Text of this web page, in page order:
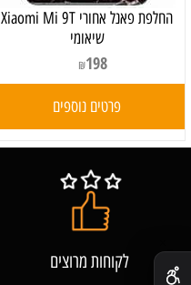
‏החלפת פאנל אחורי Xiaomi Mi 9T
שיאומי
₪198
פרטים נוספים
לקוחות מרוצים